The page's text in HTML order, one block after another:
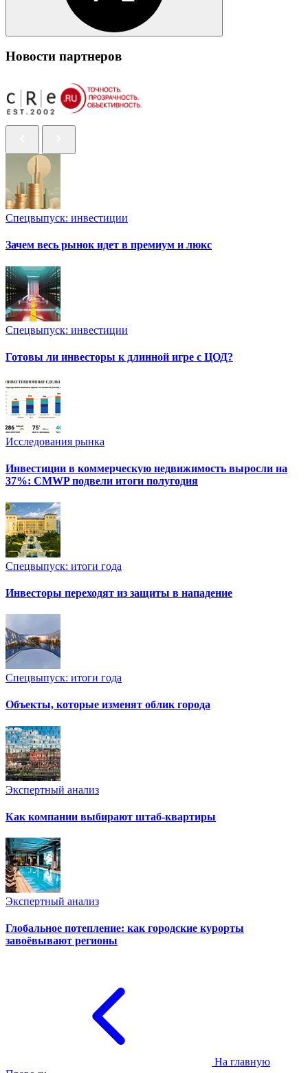
Новости партнеров
Спецвыпуск: инвестиции
Зачем весь рынок идет в премиум и люкс
Спецвыпуск: инвестиции
Готовы ли инвесторы к длинной игре с ЦОД?
Исследования рынка
Инвестиции в коммерческую недвижимость выросли на
37%: CMWP подвели итоги полугодия
Спецвыпуск: итоги года
Инвесторы переходят из защиты в нападение
Спецвыпуск: итоги года
Объекты, которые изменят облик города
Экспертный анализ
Как компании выбирают штаб-квартиры
Экспертный анализ
Глобальное потепление: как городские курорты
завоёвывают регионы
На главную